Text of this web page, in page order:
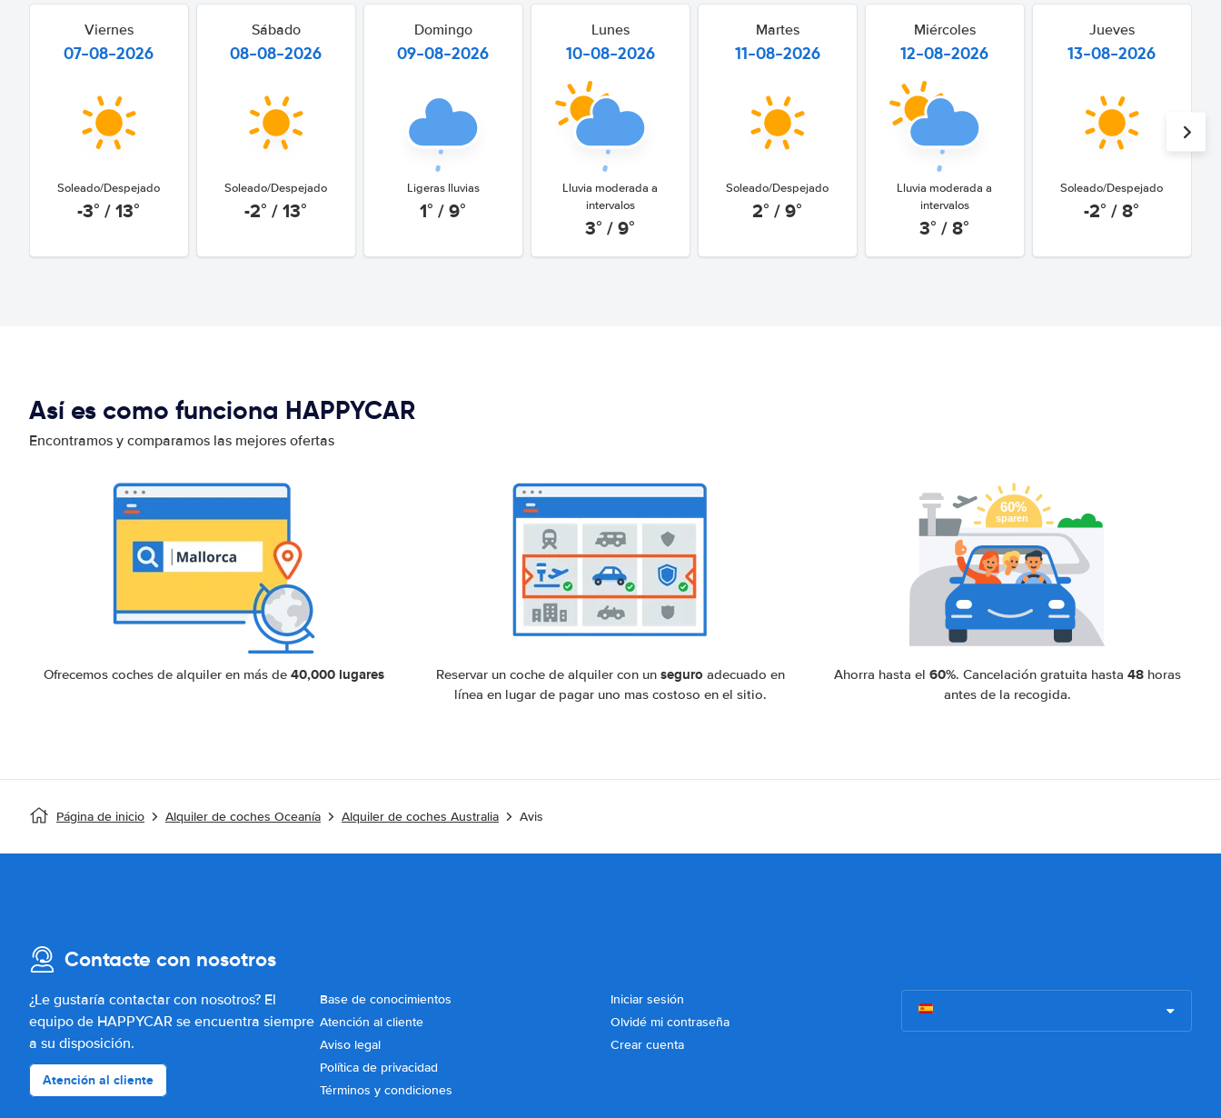
Viernes
07-08-2026
Soleado/Despejado
-3° / 13°
Sábado
08-08-2026
Soleado/Despejado
-2° / 13°
Domingo
09-08-2026
Ligeras lluvias
1° / 9°
Lunes
10-08-2026
Lluvia moderada a
intervalos
3° / 9°
Martes
11-08-2026
Soleado/Despejado
2° / 9°
Miércoles
12-08-2026
Lluvia moderada a
intervalos
3° / 8°
Jueves
13-08-2026
Soleado/Despejado
-2° / 8°
Así es como funciona HAPPYCAR
Encontramos y comparamos las mejores ofertas
Ofrecemos coches de alquiler en más de 40,000 lugares Reservar un coche de alquiler con un seguro adecuado en
línea en lugar de pagar uno mas costoso en el sitio.
Ahorra hasta el 60%. Cancelación gratuita hasta 48horas
antes de la recogida.
Página de inicio Alquiler de coches Oceanía Alquiler de coches Australia Avis
Contacte con nosotros
¿Le gustaría contactar con nosotros? El
equipo de HAPPYCAR se encuentra siempre
a su disposición.
Atención al cliente
Base de conocimientos
Atención al cliente
Aviso legal
Política de privacidad
Términos y condiciones
Iniciar sesión
Olvidé mi contraseña
Crear cuenta